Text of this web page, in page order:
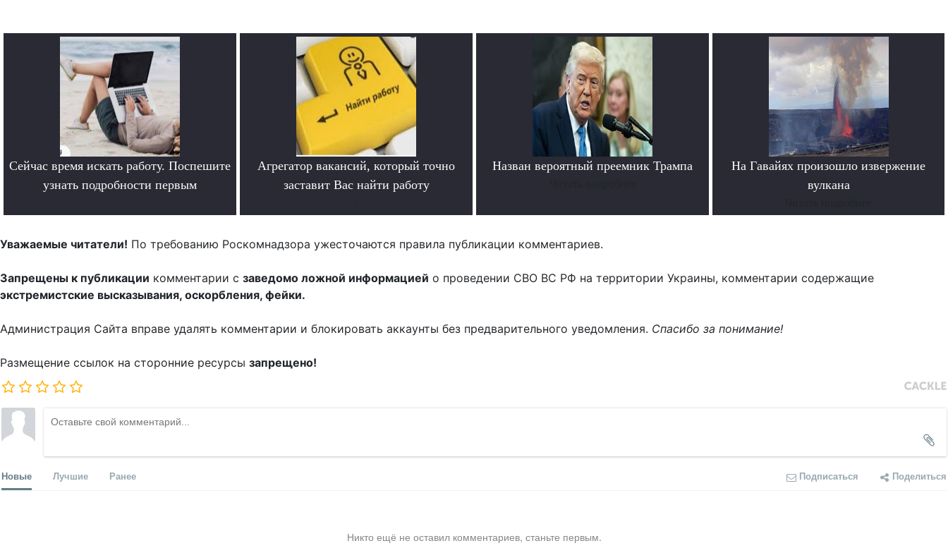
Сейчас время искать работу. Поспешите
узнать подробности первым
Агрегатор вакансий, который точно
заставит Вас найти работу
Назван вероятный преемник Трампа
На Гавайях произошло извержение
вулкана
Уважаемые читатели! По требованию Роскомнадзора ужесточаются правила публикации комментариев.
Запрещены к публикации комментарии с заведомо ложной информацией о проведении СВО ВС РФ на территории Украины, комментарии содержащие
экстремистские высказывания, оскорбления, фейки.
Администрация Сайта вправе удалять комментарии и блокировать аккаунты без предварительного уведомления. Спасибо за понимание!
Размещение ссылок на сторонние ресурсы запрещено!
Новые Лучшие Ранее Подписаться Поделиться
Никто ещё не оставил комментариев, станьте первым.